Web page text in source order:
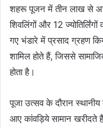
शहरू पूजन में तीन लाख से
शिवलिंगों और 12
गए भंडारे में प्रसाद ग्रहण
शामिल होते हैं, जिससे
होता है।
पूजा उत्सव के दौरान
आए कांवड़िये सामान खरीदते